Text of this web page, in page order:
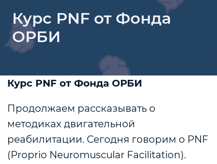
Курс PNF от Фонда
ОРБИ
Курс PNF от Фонда ОРБИ
Продолжаем рассказывать о
методиках двигательной
реабилитации. Сегодня говорим о PNF
(Proprio Neuromuscular Facilitation).